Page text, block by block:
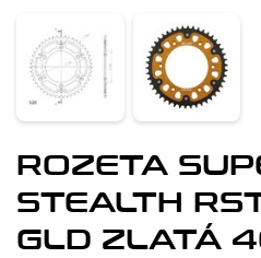
ROZETA
STEALTH
GLD ZLATÁ